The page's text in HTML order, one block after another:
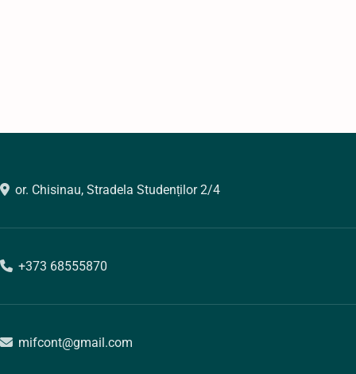
or. Chisinau, Stradela Studenților 2/4
+373 68555870
mifcont@gmail.com